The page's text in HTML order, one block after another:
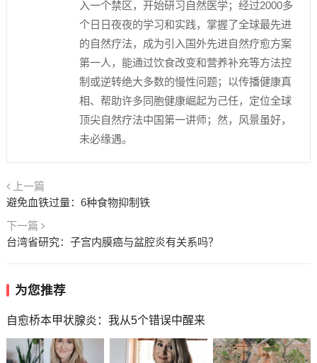
入一个禁区，开始研习自然医学；经过2000多
个日日夜夜的学习和实践，掌握了全球最先进
的自然疗法，成为引入国外先进自然疗愈方案
第一人，能通过饮食改变和营养补充等方法控
制或逆转绝大多数的慢性问题；以传播健康真
相、帮助许多同胞健康崛起为己任，定位全球
顶尖自然疗法中国第一讲师；然，风景虽好，
未必缘遇。
上一篇
避免血铁过量：6种食物抑制铁
下一篇
台湾省研究：子宫内膜癌与盆腔炎有关系吗？
为您推荐
自愈桥本甲状腺炎：我从5个错误中醒来